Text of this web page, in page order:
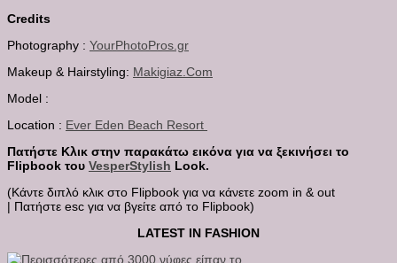
Credits
Photography : YourPhotoPros.gr
Makeup & Hairstyling: Makigiaz.Com
Model :
Location : Ever Eden Beach Resort
Πατήστε Κλικ στην παρακάτω εικόνα για να ξεκινήσει το
Flipbook του VesperStylish Look.
(Κάντε διπλό κλικ στο Flipbook για να κάνετε zoom in & out
| Πατήστε esc για να βγείτε από το Flipbook)
LATEST IN FASHION